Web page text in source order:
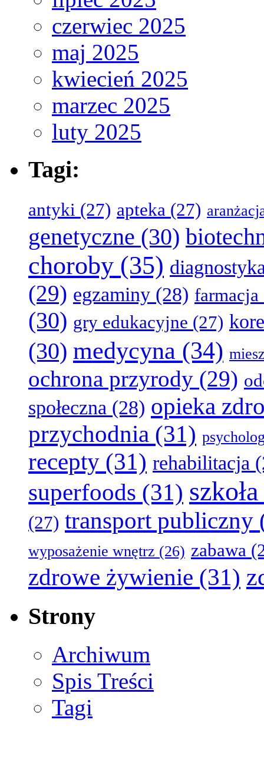
czerwiec 2025
maj 2025
kwiecień 2025
marzec 2025
luty 2025
Tagi:
antyki (27) apteka (27)
genetyczne (30)
choroby (35)
(29) egzaminy (28) farmacja
(30) gry edukacyjne (27)
(30) medycyna (34)
ochrona przyrody (29)
społeczna (28) opieka
przychodnia (31)
recepty (31) rehabilitacja
superfoods (31) szkoła
(27) transport publiczny
wyposażenie wnętrz (26) zabawa
zdrowe żywienie (31)
Strony
Archiwum
Spis Treści
Tagi